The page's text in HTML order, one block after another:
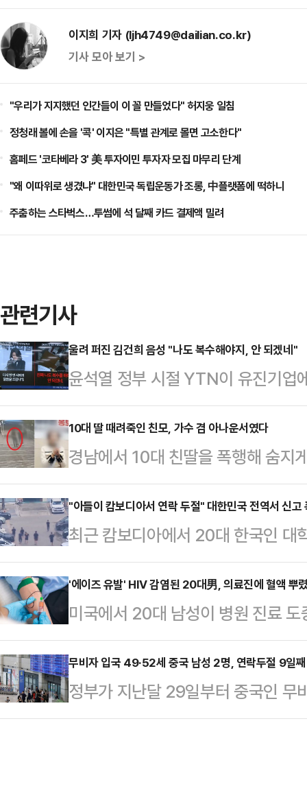
이지희 기자 (ljh4749@dailian.co.kr)
기사 모아 보기 >
"우리가 지지했던 인간들이 이 꼴 만들었다" 허지웅 일침
정청래 볼에 손을 '콕' 이지은 "특별 관계로 몰면 고소한다"
홈페드 '코타베라 3' 美 투자이민 투자자 모집 마무리 단계
"왜 이따위로 생겼냐" 대한민국 독립운동가 조롱, 中플랫폼에 떡하니
주춤하는 스타벅스…투썸에 석 달째 카드 결제액 밀려
관련기사
울려 퍼진 김건희 음성 "나도 복수해야지, 안 되겠네"
윤석열 정부 시절 YTN이 유진기업
있다고 노종면 더불어민주당 의원
열린 2025년 과학기술정보방송통
허위 이력에 관한 보도로 상당한 파
을 불태웠다"며 "결국 YTN을 팔아
동원해 결국 팔아넘겼다고 본다"
년 12월 김건희의 허위 이력에 대
을 확보하고 …
10대 딸 때려죽인 친모, 가수 겸 아나운서였다
경남에서 10대 친딸을 폭행해 숨지
온몸에는 멍과 상처가 남아 있었지
에서 난동을 부린 것으로 알려졌다
로 40대 여성 A씨가 구속됐다. A
주거지에서 친딸 B양을 폭행해 숨
접 차량을 몰고 남해군의 한 병원
몸 곳곳에서 폭행 흔적을 보고 범
씨는…
"아들이 캄보디아서 연락 두절" 대한민국 전역서 신고
최근 캄보디아에서 20대 한국인 대
을 주고있는 가운데 우리 국민이 캄
들의 신고 등으로 잇따라 드러나고
난 8월 20세 남성 A씨가 연락되지
은 출입국 기록을 통해 A씨가 두 달
방을 쫓고 있다. 가족들은 A씨가 태
다. 특히 가족들에게 모르는 전화번
전화가 끊겨 범…
'에이즈 유발' HIV 감염된 20대男, 의료진에 혈액 뿌
미국에서 20대 남성이 병원 진료
에게 HIV(인간면역결핍 바이러스)
다.13일(현지시간) 뉴욕포스트, 피
길크리스트(25)를 지난달 11일 체
다.HIV 감염자인 길크리스트는 지
무비자 입국 49·52세 중국 남성 2명, 연락두절 9일째
정부가 지난달 29일부터 중국인 무
무비자 입국한 중국인 남성 2명이